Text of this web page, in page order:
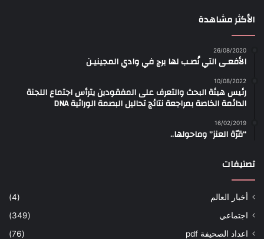
الأكثر مشاهدة
26/08/2020
الأفعـى التي نُصـب لها برج في وادي المجينيـن
10/08/2022
رئيس هيئة البحث والتعرف على المفقودين يترأس اجتماع اللجنة
الدائمة الخاصة بمراجعة نتائج تحاليل البصمة الوراثية DNA
16/02/2019
“قرّة العنز” وماحولها..
تصنيفات
أخبار العالم
(4)
اجتماعي
(349)
اعداد الصحيفة pdf
(76)